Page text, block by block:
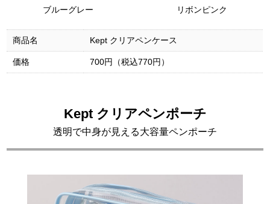
ブルーグレー
リボンピンク
商品名 Kept クリアペンケース
価格 700円（税込770円）
Kept クリアペンポーチ
透明で中身が見える大容量ペンポーチ